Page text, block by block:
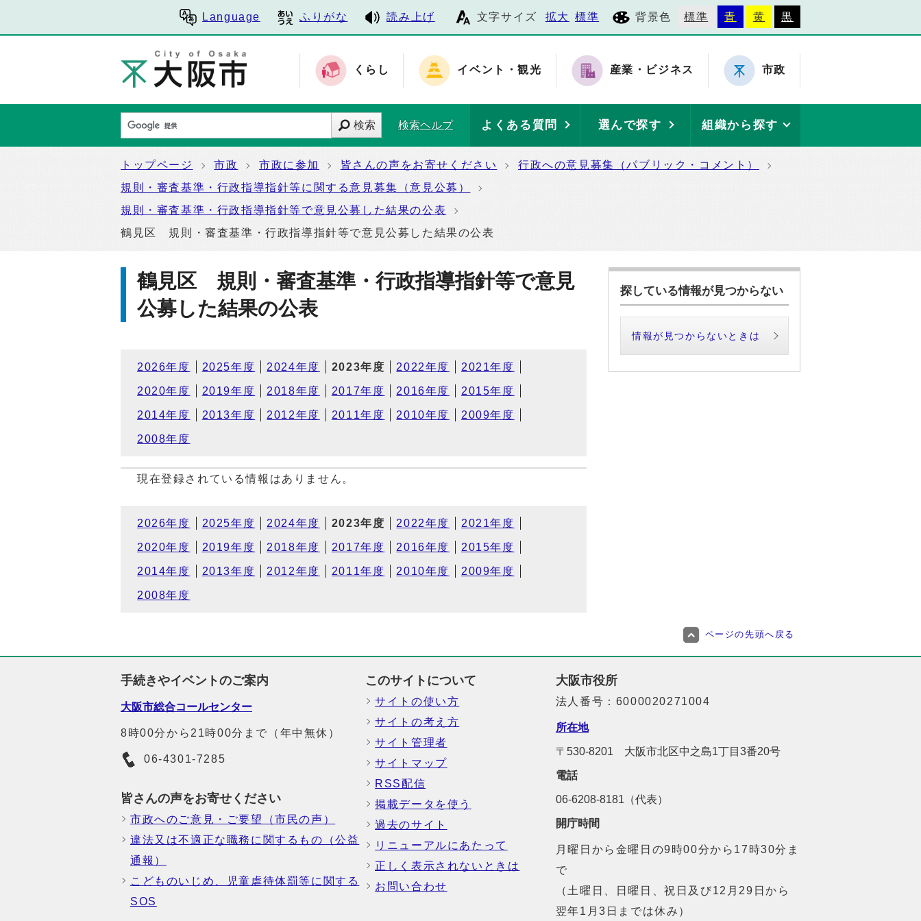
Language ふりがな 読み上げ 文字サイズ 拡大 標準 背景色 標準 青 黄 黒
くらし イベント・観光 産業・ビジネス 市政
検索 検索ヘルプ よくある質問 選んで探す 組織から探す
トップページ 市政 市政に参加 皆さんの声をお寄せください
行政への意見募集（パブリック・コメント）
規則・審査基準・行政指導指針等に関する意見募集（意見公募）
規則・審査基準・行政指導指針等で意見公募した結果の公表
鶴見区 規則・審査基準・行政指導指針等で意見公募した結果の公表
鶴見区 規則・審査基準・行政指導指針等で意見
公募した結果の公表
2026年度 2025年度 2024年度 2023年度 2022年度 2021年度
2020年度 2019年度 2018年度 2017年度 2016年度 2015年度
2014年度 2013年度 2012年度 2011年度 2010年度 2009年度
2008年度
現在登録されている情報はありません。
2026年度 2025年度 2024年度 2023年度 2022年度 2021年度
2020年度 2019年度 2018年度 2017年度 2016年度 2015年度
2014年度 2013年度 2012年度 2011年度 2010年度 2009年度
2008年度
探している情報が見つからない
情報が見つからないときは
ページの先頭へ戻る
手続きやイベントのご案内
大阪市総合コールセンター
8時00分から21時00分まで（年中無休）
06-4301-7285
皆さんの声をお寄せください
市政へのご意見・ご要望（市民の声）
違法又は不適正な職務に関するもの（公益
通報）
こどものいじめ、児童虐待体罰等に関する
SOS
このサイトについて
サイトの使い方
サイトの考え方
サイト管理者
サイトマップ
RSS配信
掲載データを使う
過去のサイト
リニューアルにあたって
正しく表示されないときは
お問い合わせ
大阪市役所
法人番号：6000020271004
所在地
〒530-8201 大阪市北区中之島1丁目3番20号
電話
06-6208-8181（代表）
開庁時間
月曜日から金曜日の9時00分から17時30分ま
で
（土曜日、日曜日、祝日及び12月29日から
翌年1月3日までは休み）